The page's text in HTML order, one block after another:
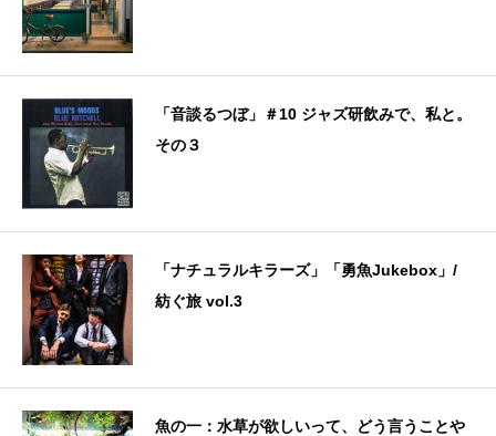
「音談るつぼ」＃10 ジャズ研飲みで、私と。
その３
「ナチュラルキラーズ」「勇魚Jukebox」/
紡ぐ旅 vol.3
魚の一：水草が欲しいって、どう言うことや